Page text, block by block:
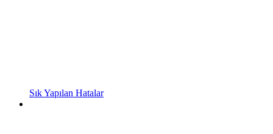
Sık Yapılan Hatalar